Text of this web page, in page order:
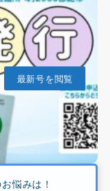
最新号を閲覧
悩みは！